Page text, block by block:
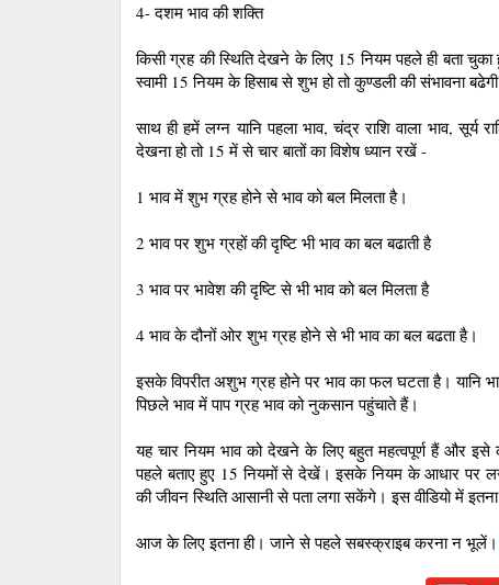
4- दशम भाव की शक्ति
किसी ग्रह की स्थिति देखने के लिए 15 नियम पहले ही बता
स्‍वामी 15 नियम के हिसाब से शुभ हो तो कुण्‍डली की संभावना
साथ ही हमें लग्‍न यानि पहला भाव, चंद्र राशि वाला भाव, सूर्य
देखना हो तो 15 में से चार बातों का विशेष ध्‍यान रखें -
1 भाव में शुभ ग्रह होने से भाव को बल मिलता है।
2 भाव पर शुभ ग्रहों की दृष्टि भी भाव का बल बढाती है
3 भाव पर भावेश की दृष्टि से भी भाव को बल मिलता है
4 भाव के दौनों ओर शुभ ग्रह होने से भी भाव का बल बढता है।
इसके विपरीत अशुभ ग्रह होने पर भाव का फल घटता है। यानि
पिछले भाव में पाप ग्रह भाव को नुकसान पहुंचाते हैं।
यह चार नियम भाव को देखने के लिए बहुत महत्‍वपूर्ण हैं और
पहले बताए हुए 15 नियमों से देखें। इसके नियम के आधार पर
की जीवन स्थिति आसानी से पता लगा सकेंगे। इस वीडियो में इतना
आज के लिए इतना ही। जाने से पहले सबस्‍क्राइब करना न